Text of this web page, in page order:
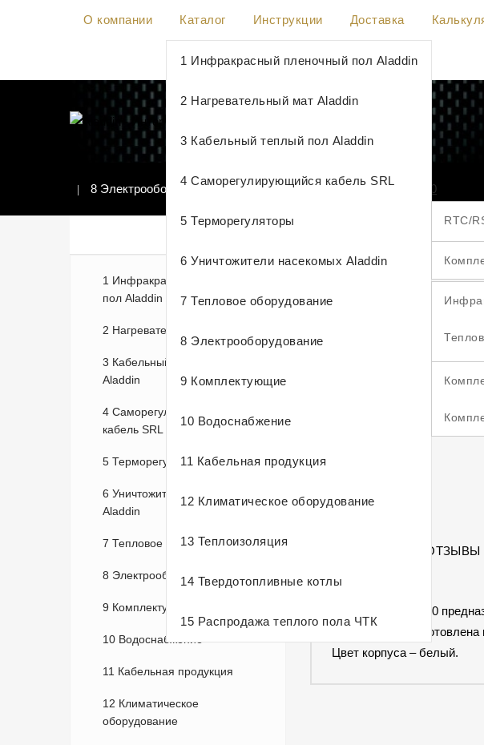
О компании Каталог
1 Инфракрасный пленочный пол Aladdin
2 Нагревательный мат Aladdin
3 Кабельный теплый пол Aladdin
4 Саморегулирующийся кабель SRL
5 Терморегуляторы RTC/
UTH
6 Уничтожители насекомых Aladdin
7 Тепловое оборудование
8 Электрооборудование
9 Комплектующие
10 Водоснабжение
11 Кабельная продукция
12 Климатическое оборудование
13 Теплоизоляция
14 Твердотопливные котлы
15 Распродажа теплого пола ЧТК
Инструкции Доставка
8 Электрооборудование Вилка прямая с з/к 16А белая 4140
1 Инфракрасный пленочный
пол Aladdin
2 Нагревательный мат Aladdin
3 Кабельный теплый пол
Aladdin
4 Саморегулирующийся
кабель SRL
5 Терморегуляторы
6 Уничтожители насекомых
Aladdin
7 Тепловое оборудование
8 Электрооборудование
9 Комплектующие
10 Водоснабжение
11 Кабельная продукция
12 Климатическое
оборудование
Вилка прямая с з/к
ОТЗЫВЫ
Прямая вилка 4140
нагрузка 16А.
Цвет корпуса – белый.